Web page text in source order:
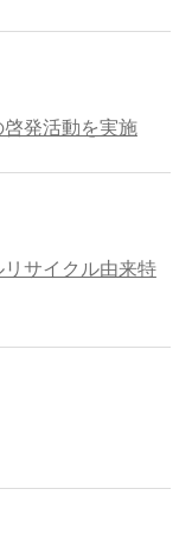
発活動を実施
リサイクル由来特